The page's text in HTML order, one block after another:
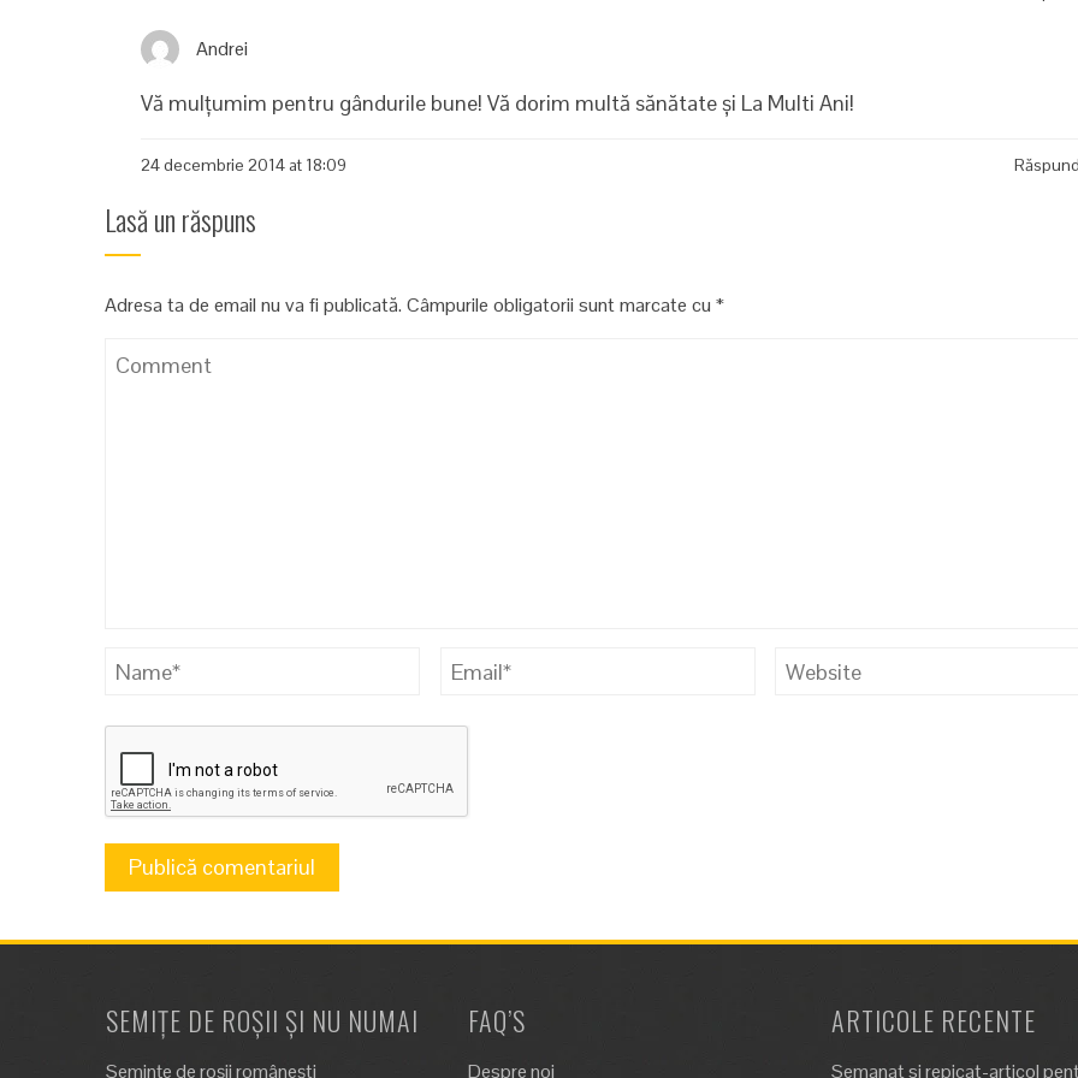
Andrei
Vă mulțumim pentru gândurile bune! Vă dorim multă sănătate și La Multi Ani!
24 decembrie 2014 at 18:09
Lasă un răspuns
Adresa ta de email nu va fi publicată. Câmpurile obligatorii sunt marcate cu *
SEMIȚE DE ROȘII ȘI NU NUMAI
Semințe de roșii românești
FAQ’S
Despre noi
ARTICOLE RECENTE
Semanat si repicat-articol